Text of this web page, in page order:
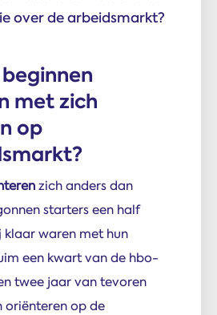
over de arbeidsmarkt?
met zich
op
zich anders dan
starters een half
waren met hun
een kwart van de hbo-
twee jaar van tevoren
oriënteren op de